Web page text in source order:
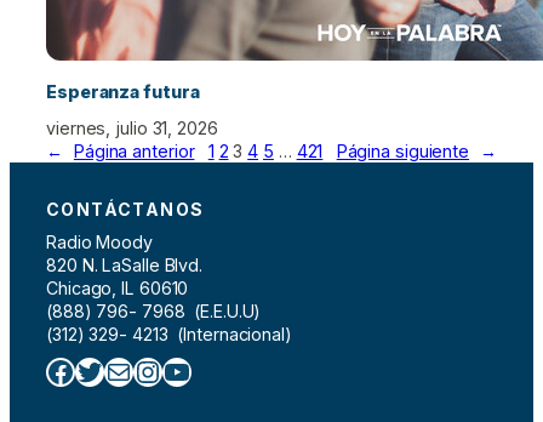
Esperanza futura
viernes, julio 31, 2026
←
Página anterior 1 2 3 4 5 … 421 Página siguiente →
CONTÁCTANOS
Radio Moody
820 N. LaSalle Blvd.
Chicago, IL 60610
(888) 796- 7968 (E.E.U.U)
(312) 329- 4213 (Internacional)
Facebook Twitter Correo electrónico InstagramYouTube